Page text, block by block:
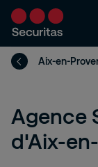
Aix-en-
Agence
d'Aix-